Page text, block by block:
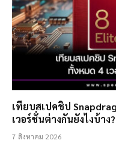
เทียบสเปคชิป
เวอร์ชั่นต่างกันยังไงบ้าง?
7 สิงหาคม 2026